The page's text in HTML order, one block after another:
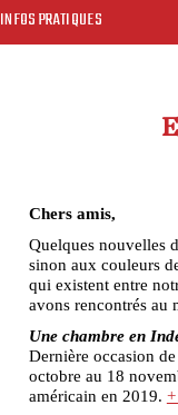
INFOS PRATIQUES
Chers amis,
Quelques nouvelles
sinon aux couleurs
qui existent entre
avons rencontrés au
Une chambre en
Dernière occasion
octobre au 18
américain en 2019.